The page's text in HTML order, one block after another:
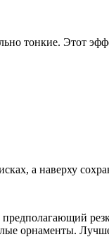
тонкие. Этот
а наверху
орнаменты.